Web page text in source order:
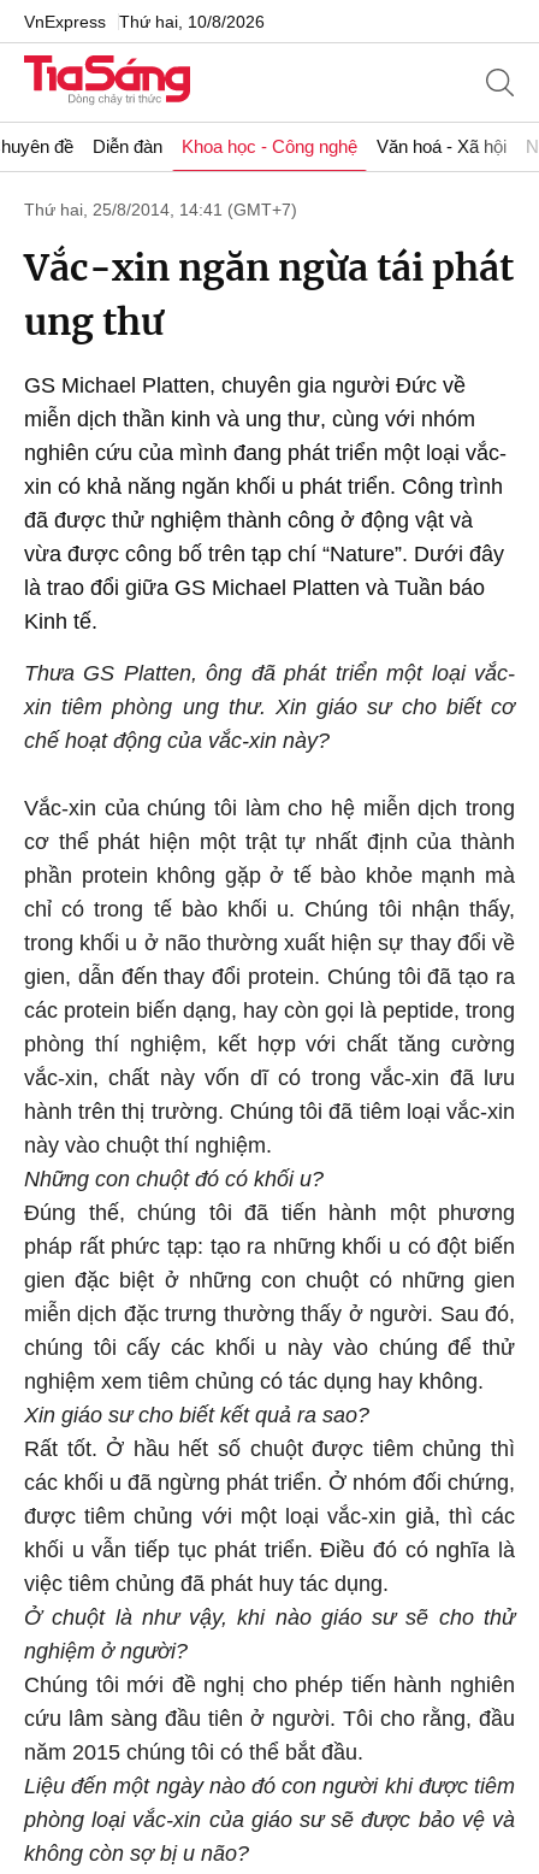
VnExpress Thứ hai, 10/8/2026
đề Diễn đàn Khoa học - Công nghệ Văn hoá - Xã hội
Thứ hai, 25/8/2014, 14:41 (GMT+7)
Vắc-xin ngăn ngừa tái phát
ung thư
GS Michael Platten, chuyên gia người Đức về
miễn dịch thần kinh và ung thư, cùng với nhóm
nghiên cứu của mình đang phát triển một loại vắc-
xin có khả năng ngăn khối u phát triển. Công trình
đã được thử nghiệm thành công ở động vật và
vừa được công bố trên tạp chí “Nature”. Dưới đây
là trao đổi giữa GS Michael Platten và Tuần báo
Kinh tế.
Thưa GS Platten, ông đã phát triển một loại vắc-
xin tiêm phòng ung thư. Xin giáo sư cho biết cơ
chế hoạt động của vắc-xin này?
Vắc-xin của chúng tôi làm cho hệ miễn dịch trong
cơ thể phát hiện một trật tự nhất định của thành
phần protein không gặp ở tế bào khỏe mạnh mà
chỉ có trong tế bào khối u. Chúng tôi nhận thấy,
trong khối u ở não thường xuất hiện sự thay đổi về
gien, dẫn đến thay đổi protein. Chúng tôi đã tạo ra
các protein biến dạng, hay còn gọi là peptide, trong
phòng thí nghiệm, kết hợp với chất tăng cường
vắc-xin, chất này vốn dĩ có trong vắc-xin đã lưu
hành trên thị trường. Chúng tôi đã tiêm loại vắc-xin
này vào chuột thí nghiệm.
Những con chuột đó có khối u?
Đúng thế, chúng tôi đã tiến hành một phương
pháp rất phức tạp: tạo ra những khối u có đột biến
gien đặc biệt ở những con chuột có những gien
miễn dịch đặc trưng thường thấy ở người. Sau đó,
chúng tôi cấy các khối u này vào chúng để thử
nghiệm xem tiêm chủng có tác dụng hay không.
Xin giáo sư cho biết kết quả ra sao?
Rất tốt. Ở hầu hết số chuột được tiêm chủng thì
các khối u đã ngừng phát triển. Ở nhóm đối chứng,
được tiêm chủng với một loại vắc-xin giả, thì các
khối u vẫn tiếp tục phát triển. Điều đó có nghĩa là
việc tiêm chủng đã phát huy tác dụng.
Ở chuột là như vậy, khi nào giáo sư sẽ cho thử
nghiệm ở người?
Chúng tôi mới đề nghị cho phép tiến hành nghiên
cứu lâm sàng đầu tiên ở người. Tôi cho rằng, đầu
năm 2015 chúng tôi có thể bắt đầu.
Liệu đến một ngày nào đó con người khi được tiêm
phòng loại vắc-xin của giáo sư sẽ được bảo vệ và
không còn sợ bị u não?